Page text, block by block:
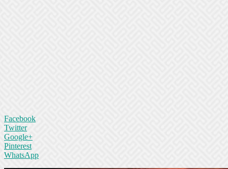
Facebook
Twitter
Google+
Pinterest
WhatsApp